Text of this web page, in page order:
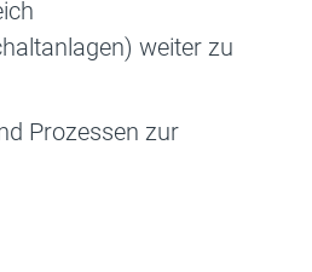
weiter zu
Prozessen zur